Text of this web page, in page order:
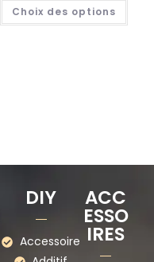
Choix des options
DIY
Accessoire
ACC
ESSO
IRES